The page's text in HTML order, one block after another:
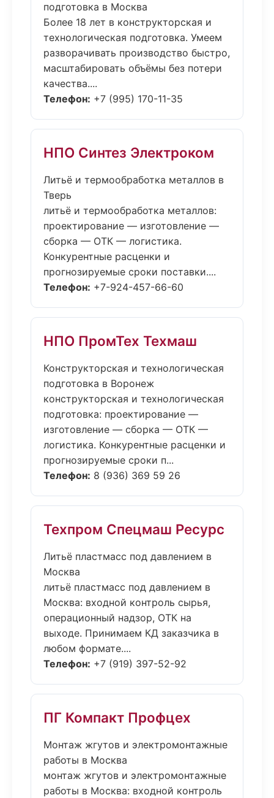
подготовка в Москва
Более 18 лет в конструкторская и
технологическая подготовка. Умеем
разворачивать производство быстро,
масштабировать объёмы без потери
качества....
Телефон: +7 (995) 170-11-35
НПО Синтез Электроком
Литьё и термообработка металлов в
Тверь
литьё и термообработка металлов:
проектирование — изготовление —
сборка — ОТК — логистика.
Конкурентные расценки и
прогнозируемые сроки поставки....
Телефон: +7-924-457-66-60
НПО ПромТех Техмаш
Конструкторская и технологическая
подготовка в Воронеж
конструкторская и технологическая
подготовка: проектирование —
изготовление — сборка — ОТК —
логистика. Конкурентные расценки и
прогнозируемые сроки п...
Телефон: 8 (936) 369 59 26
Техпром Спецмаш Ресурс
Литьё пластмасс под давлением в
Москва
литьё пластмасс под давлением в
Москва: входной контроль сырья,
операционный надзор, ОТК на
выходе. Принимаем КД заказчика в
любом формате....
Телефон: +7 (919) 397-52-92
ПГ Компакт Профцех
Монтаж жгутов и электромонтажные
работы в Москва
монтаж жгутов и электромонтажные
работы в Москва: входной контроль